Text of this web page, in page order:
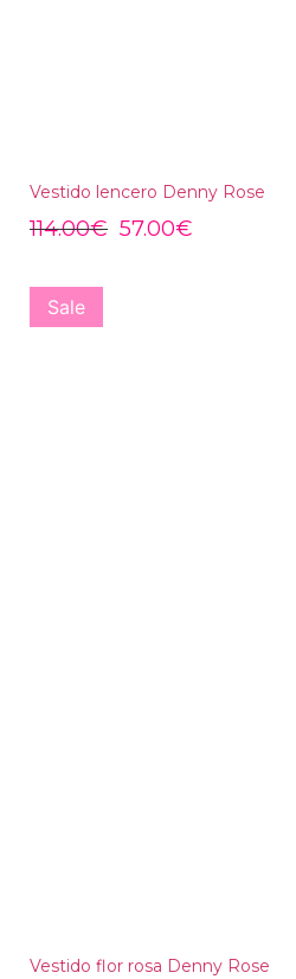
Vestido lencero Denny Rose
114.00€ 57.00€
Sale
Vestido flor rosa Denny Rose